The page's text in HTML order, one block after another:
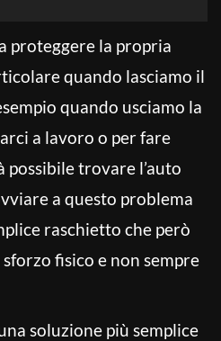
proteggere la propria
quando lasciamo il
quando usciamo la
a lavoro o per fare
possibile trovare l’auto
a questo problema
raschietto che però
fisico e non sempre
soluzione più semplice